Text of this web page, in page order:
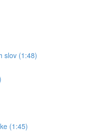
slov (1:48)
(1:45)